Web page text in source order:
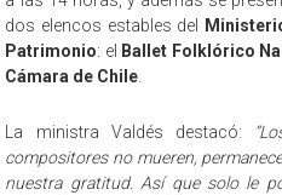
dos elencos estables del
Patrimonio: el Ballet Folklórico
Cámara de Chile
La ministra Valdés destacó:
compositores no mueren,
nuestra gratitud. Así que solo le